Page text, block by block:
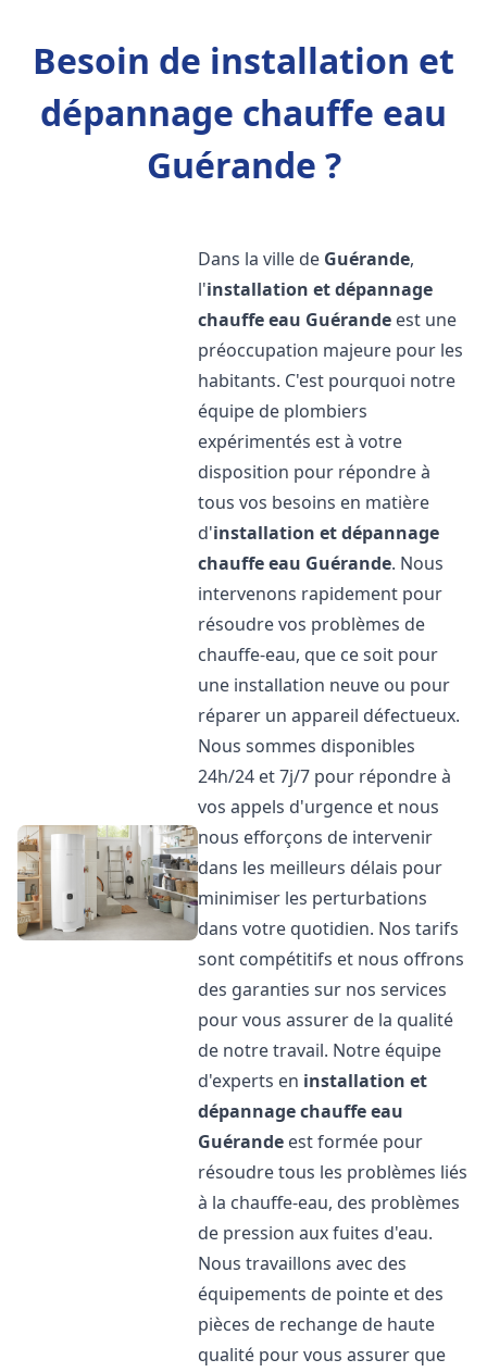
Besoin de installation et
dépannage chauffe eau
Guérande ?
Dans la ville de Guérande,
l'installation et dépannage
chauffe eau Guérande est une
préoccupation majeure pour les
habitants. C'est pourquoi notre
équipe de plombiers
expérimentés est à votre
disposition pour répondre à
tous vos besoins en matière
d'installation et dépannage
chauffe eau Guérande. Nous
intervenons rapidement pour
résoudre vos problèmes de
chauffe-eau, que ce soit pour
une installation neuve ou pour
réparer un appareil défectueux.
Nous sommes disponibles
24h/24 et 7j/7 pour répondre à
vos appels d'urgence et nous
nous efforçons de intervenir
dans les meilleurs délais pour
minimiser les perturbations
dans votre quotidien. Nos tarifs
sont compétitifs et nous offrons
des garanties sur nos services
pour vous assurer de la qualité
de notre travail. Notre équipe
d'experts en installation et
dépannage chauffe eau
Guérande est formée pour
résoudre tous les problèmes liés
à la chauffe-eau, des problèmes
de pression aux fuites d'eau.
Nous travaillons avec des
équipements de pointe et des
pièces de rechange de haute
qualité pour vous assurer que